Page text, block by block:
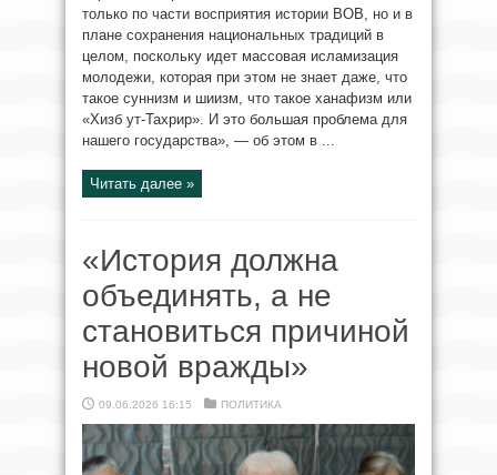
только по части восприятия истории ВОВ, но и в
плане сохранения национальных традиций в
целом, поскольку идет массовая исламизация
молодежи, которая при этом не знает даже, что
такое суннизм и шиизм, что такое ханафизм или
«Хизб ут-Тахрир». И это большая проблема для
нашего государства», — об этом в ...
Читать далее »
«История должна
объединять, а не
становиться причиной
новой вражды»
09.06.2026 16:15 ПОЛИТИКА